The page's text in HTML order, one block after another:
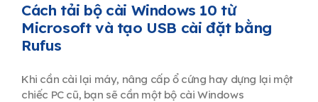
Cách tải bộ cài Windows 10 từ
Microsoft và tạo USB cài đặt bằng
Rufus
Khi cần cài lại máy, nâng cấp ổ cứng hay dựng lại một
chiếc PC cũ, bạn sẽ cần một bộ cài Windows